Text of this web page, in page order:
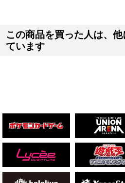
この商品を買った人は、
ています